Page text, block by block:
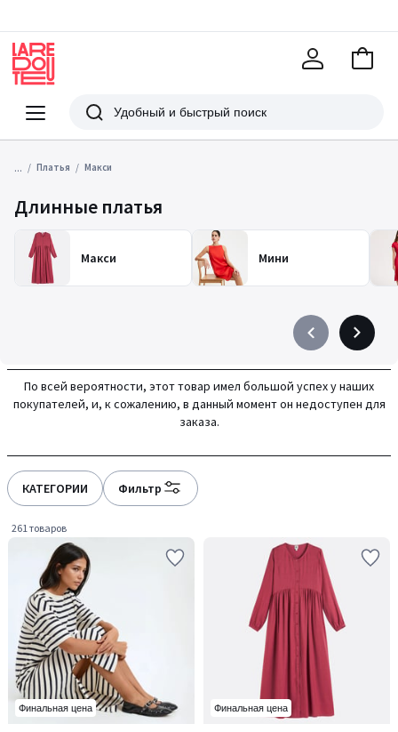
Меню
Redoute
Поиск
В
... Платья Макси
Длинные платья
Макси Мини
Précédent
à
gauche
Suivant
à
droite
По всей вероятности, этот товар имел большой успех у наших
покупателей, и, к сожалению, в данный момент он недоступен для
заказа.
КАТЕГОРИИ Фильтр
261 товаров
Финальная цена Финальная цена